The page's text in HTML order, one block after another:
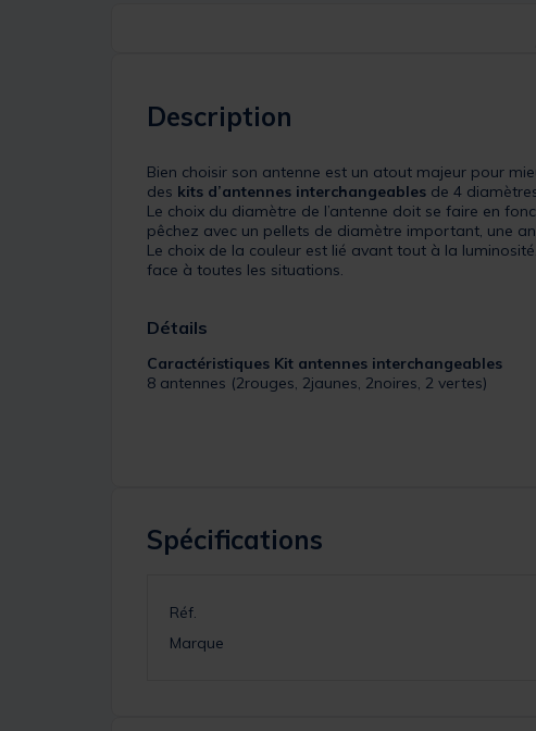
Description
Bien choisir son antenne est un atout majeur pour
des kits d’antennes interchangeables de 4
Le choix du diamètre de l’antenne doit se faire en
pêchez avec un pellets de diamètre important, une
Le choix de la couleur est lié avant tout à la
face à toutes les situations.
Détails
Caractéristiques Kit antennes interchangeables
8 antennes (2rouges, 2jaunes, 2noires, 2 vertes)
Spécifications
Réf.
Marque